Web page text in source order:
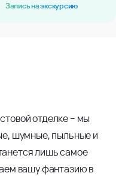
Запись на экскурсию
отделке – мы
шумные, пыльные и
лишь самое
вашу фантазию в